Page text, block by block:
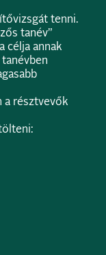
tenni.
tanév”
célja annak
a résztvevők